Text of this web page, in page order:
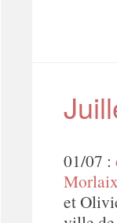
01/07 :
et